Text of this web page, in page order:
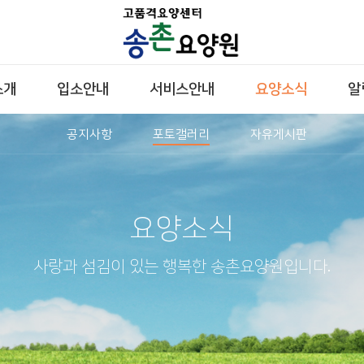
입소안내 서비스안내 요양소식
공지사항 포토갤러리 자유게시판
요양소식
사랑과 섬김이 있는 행복한 송촌요양원입니다.